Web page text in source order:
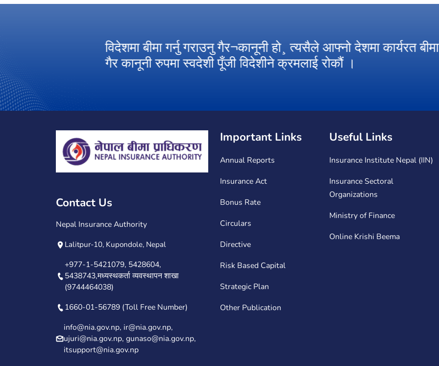
विदेशमा बीमा गर्नु गराउनु गैर¬कानूनी हो¸ त्यसैले आफ्नो देशमा कार्यरत
गैर कानूनी रुपमा स्वदेशी पूँजी विदेशीने क्रमलाई रोकौं ।
Contact Us
Nepal Insurance Authority
Lalitpur-10, Kupondole, Nepal
+977-1-5421079, 5428604,
5438743,मध्यस्थकर्ता व्यवस्थापन शाखा
(9744464038)
1660-01-56789 (Toll Free Number)
info@nia.gov.np, ir@nia.gov.np,
ujuri@nia.gov.np, gunaso@nia.gov.np,
itsupport@nia.gov.np
Important Links
Annual Reports
Insurance Act
Bonus Rate
Circulars
Directive
Risk Based Capital
Strategic Plan
Other Publication
Useful Links
Insurance Institute Nepal (IIN)
Insurance Sectoral
Organizations
Ministry of Finance
Online Krishi Beema